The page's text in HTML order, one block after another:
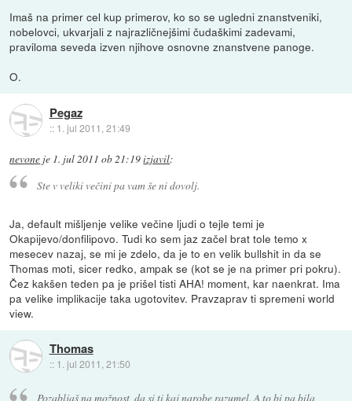
Imaš na primer cel kup primerov, ko so se ugledni znanstveniki,
nobelovci, ukvarjali z najrazličnejšimi čudaškimi zadevami,
praviloma seveda izven njihove osnovne znanstvene panoge.
O.
Pegaz
:: 1. jul 2011, 21:49
nevone je 1. jul 2011 ob 21:19izjavil:
Ste v veliki večini pa vam še ni dovolj.
Ja, default mišljenje velike večine ljudi o tejle temi je
Okapijevo/donfilipovo. Tudi ko sem jaz začel brat tole temo x
mesecev nazaj, se mi je zdelo, da je to en velik bullshit in da se
Thomas moti, sicer redko, ampak se (kot se je na primer pri pokru).
Čez kakšen teden pa je prišel tisti AHA! moment, kar naenkrat. Ima
pa velike implikacije taka ugotovitev. Pravzaprav ti spremeni world
view.
Thomas
:: 1. jul 2011, 21:50
Pozabljaš na možnost, da si ti kaj narobe razumel. A to bi pa bila